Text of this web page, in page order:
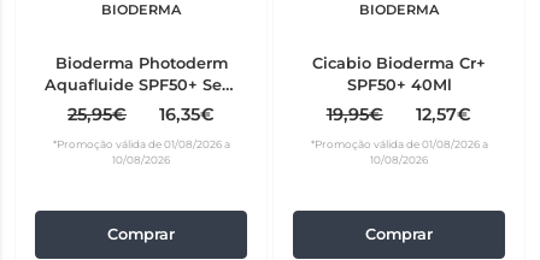
BIODERMA
Bioderma Photoderm
Aquafluide SPF50+ Sem
Cor 40 ml
25,95€ 16,35€
*Promoção válida de 01/08/2026 a
10/08/2026
Comprar
BIODERMA
Cicabio Bioderma Cr+
SPF50+ 40Ml
19,95€ 12,57€
*Promoção válida de 01/08/2026 a
10/08/2026
Comprar